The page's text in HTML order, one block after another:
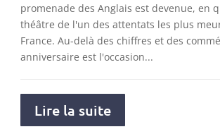
promenade des Anglais est devenue, en
théâtre de l'un des attentats les plus
France. Au-delà des chiffres et des
anniversaire est l'occasion...
Lire la suite